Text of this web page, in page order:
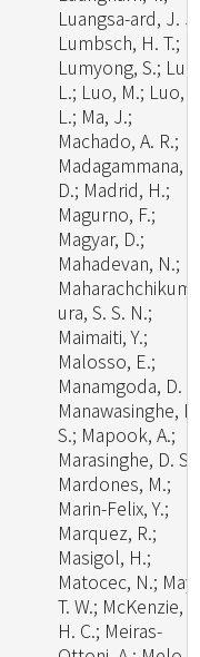
Luangsa-ard, J.
Lumbsch, H. T.;
Lumyong, S.;
L.; Luo, M.; Luo,
L.; Ma, J.;
Machado, A. R.;
Madagammana,
D.; Madrid, H.;
Magurno, F.;
Magyar, D.;
Mahadevan, N.;
ura, S. S. N.;
Maimaiti, Y.;
Malosso, E.;
Manamgoda, D.
Manawasinghe, I.
S.; Mapook, A.;
Marasinghe, D. S.;
Mardones, M.;
Marin-Felix, Y.;
Marquez, R.;
Masigol, H.;
Matocec, N.; May,
T. W.; McKenzie,
H. C.; Meiras-